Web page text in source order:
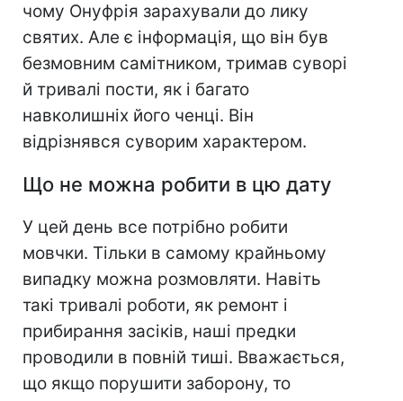
чому Онуфрія зарахували до лику
святих. Але є інформація, що він був
безмовним самітником, тримав суворі
й тривалі пости, як і багато
навколишніх його ченці. Він
відрізнявся суворим характером.
Що не можна робити в цю дату
У цей день все потрібно робити
мовчки. Тільки в самому крайньому
випадку можна розмовляти. Навіть
такі тривалі роботи, як ремонт і
прибирання засіків, наші предки
проводили в повній тиші. Вважається,
що якщо порушити заборону, то